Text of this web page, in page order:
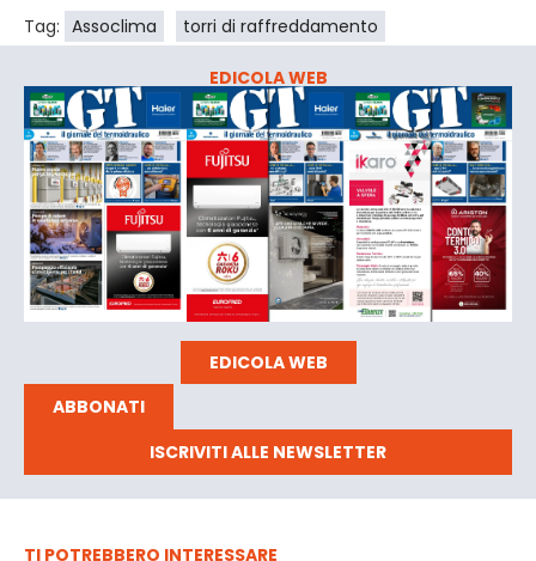
Tag: Assoclima torri di raffreddamento
EDICOLA WEB
EDICOLA WEB
ABBONATI
ISCRIVITI ALLE NEWSLETTER
TI POTREBBERO INTERESSARE